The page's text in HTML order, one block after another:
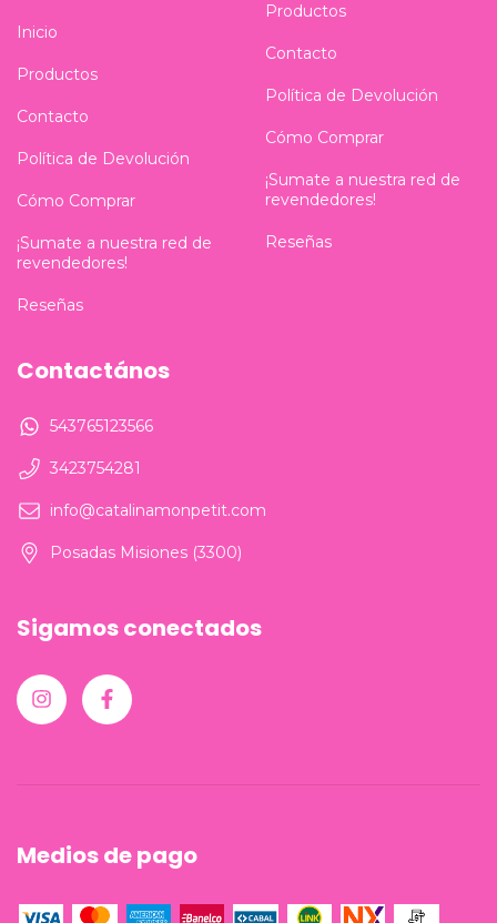
Inicio
Productos
Contacto
Política de Devolución
Cómo Comprar
¡Sumate a nuestra red de
revendedores!
Reseñas
Productos
Contacto
Política de Devolución
Cómo Comprar
¡Sumate a nuestra red de
revendedores!
Reseñas
Contactános
543765123566
3423754281
info@catalinamonpetit.com
Posadas Misiones (3300)
Sigamos conectados
Medios de pago